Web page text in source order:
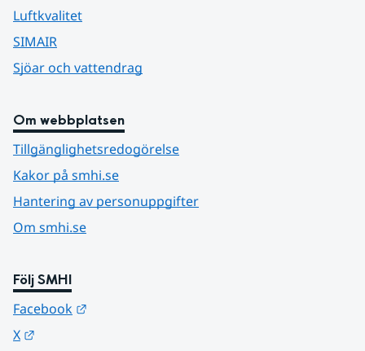
Luftkvalitet
SIMAIR
Sjöar och vattendrag
Om webbplatsen
Tillgänglighetsredogörelse
Kakor på smhi.se
Hantering av personuppgifter
Om smhi.se
Följ SMHI
Facebook
X